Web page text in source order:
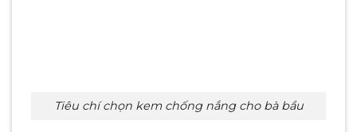
Tiêu chí chọn kem chống nắng cho bà bầu